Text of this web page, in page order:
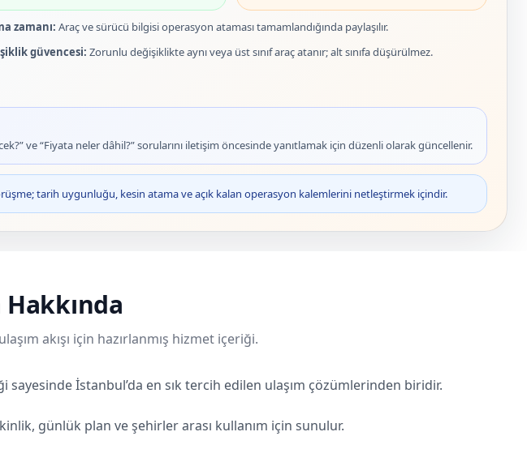
zamanı: Araç ve sürücü bilgisi operasyon ataması tamamlandığında paylaşılır.
güvencesi: Zorunlu değişiklikte aynı veya üst sınıf araç atanır; alt sınıfa düşürülmez.
ve “Fiyata neler dâhil?” sorularını iletişim öncesinde yanıtlamak için düzenli olarak güncellenir.
tarih uygunluğu, kesin atama ve açık kalan operasyon kalemlerini netleştirmek içindir.
akışı için hazırlanmış hizmet içeriği.
İstanbul’da en sık tercih edilen ulaşım çözümlerinden biridir.
günlük plan ve şehirler arası kullanım için sunulur.